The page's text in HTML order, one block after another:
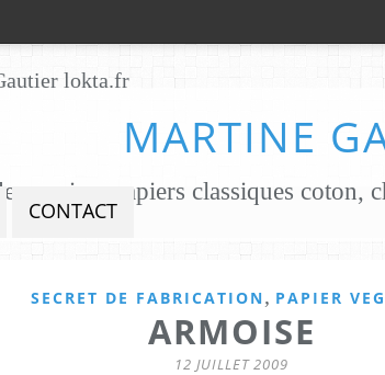
MARTINE
CONTACT
SECRET DE FABRICATION, PAPIER
ARMOISE
12 JUILLET 2009